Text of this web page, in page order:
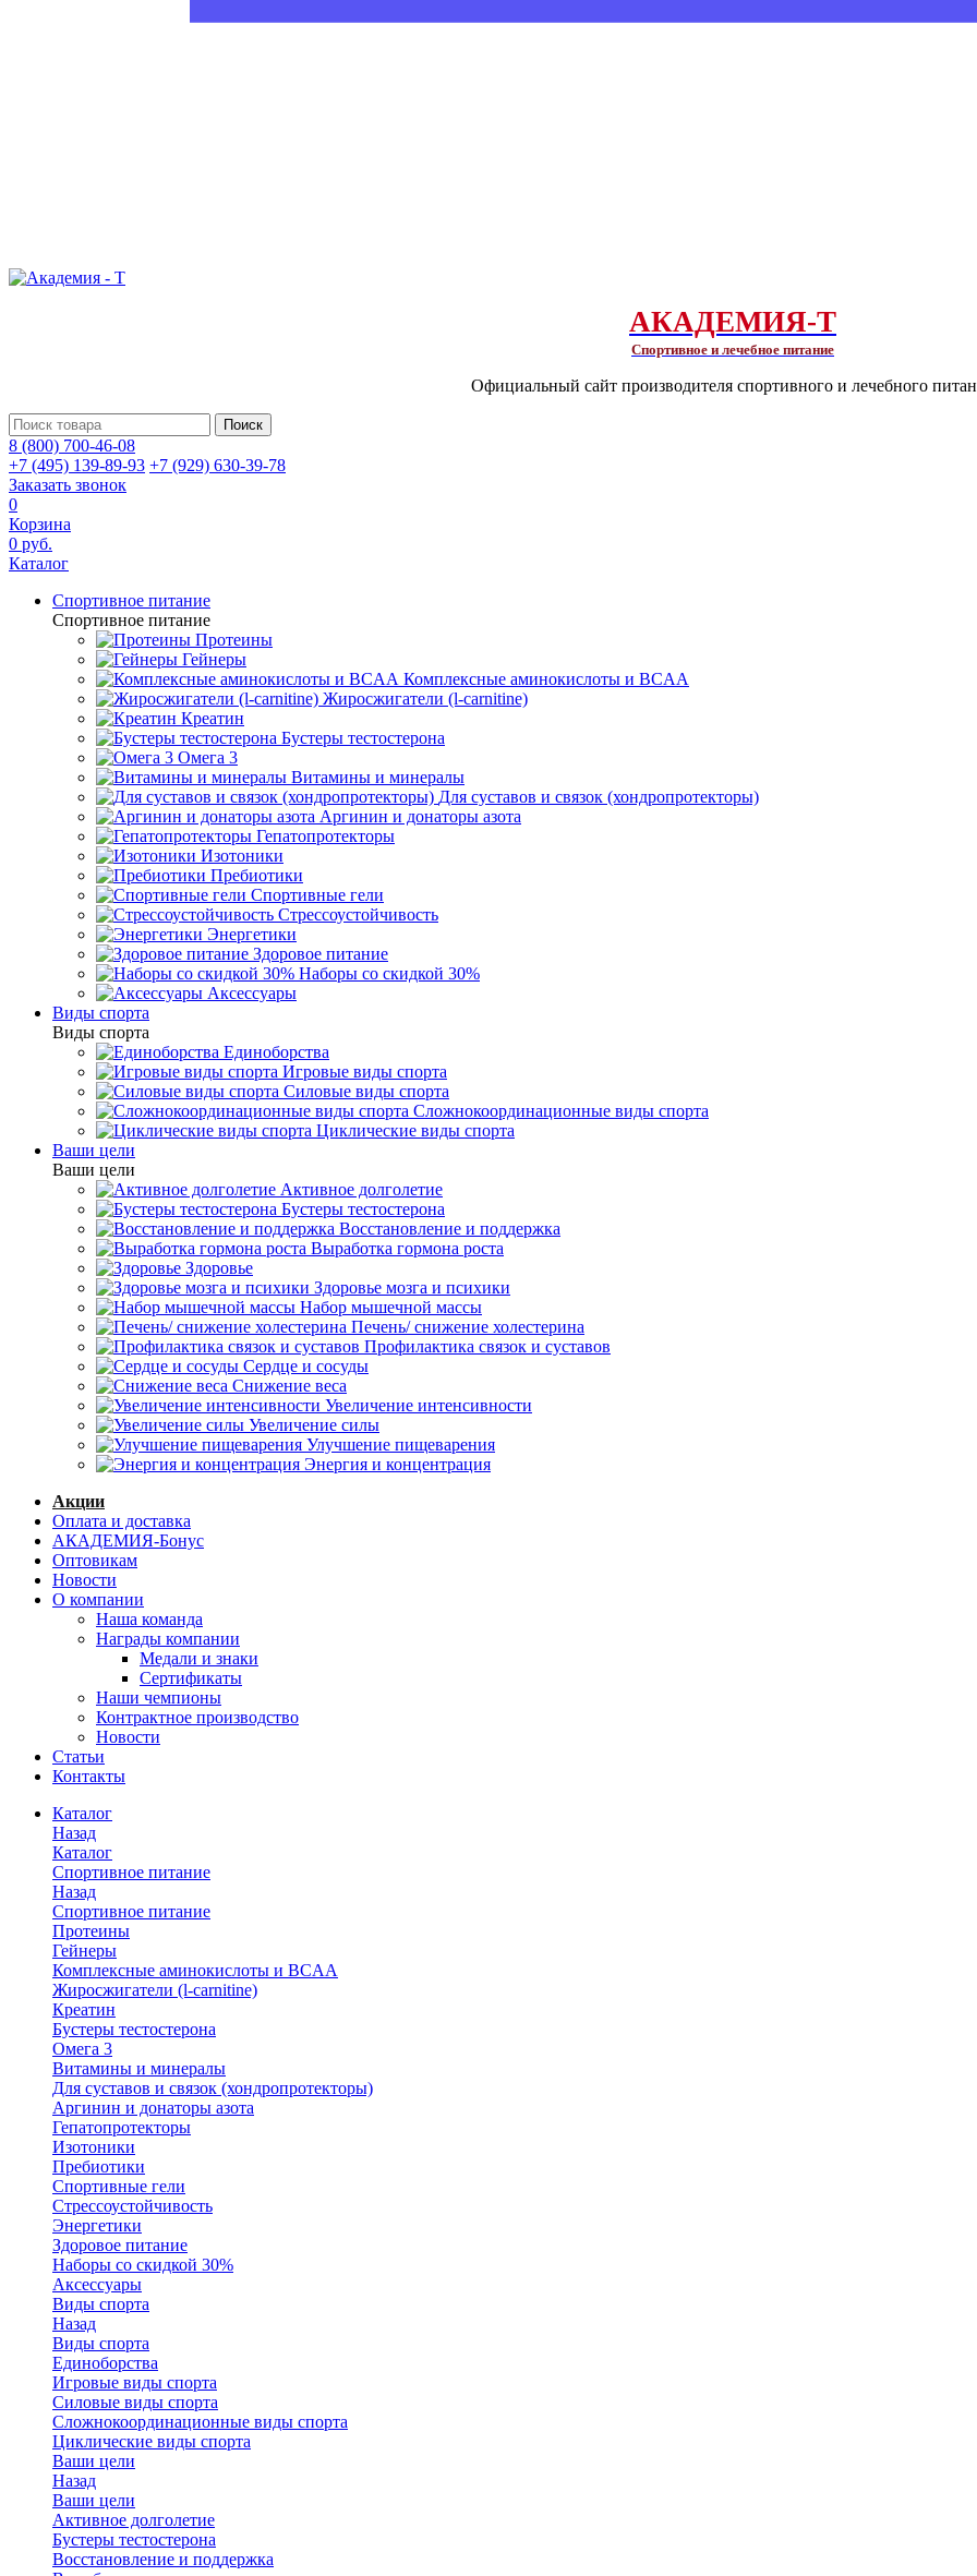
АКАДЕМИЯ-Т
Спортивное и лечебное питание
Официальный сайт производителя спортивного и лечебного
Поиск
8 (800) 700-46-08
+7 (495) 139-89-93 +7 (929) 630-39-78
Заказать звонок
0
Корзина
0 руб.
Каталог
Спортивное питание
Спортивное питание
Протеины
Гейнеры
Комплексные аминокислоты и BCAA
Жиросжигатели (l-carnitine)
Креатин
Бустеры тестостерона
Омега 3
Витамины и минералы
Для суставов и связок (хондропротекторы)
Аргинин и донаторы азота
Гепатопротекторы
Изотоники
Пребиотики
Спортивные гели
Стрессоустойчивость
Энергетики
Здоровое питание
Наборы со скидкой 30%
Аксессуары
Виды спорта
Виды спорта
Единоборства
Игровые виды спорта
Силовые виды спорта
Сложнокоординационные виды спорта
Циклические виды спорта
Ваши цели
Ваши цели
Активное долголетие
Бустеры тестостерона
Восстановление и поддержка
Выработка гормона роста
Здоровье
Здоровье мозга и психики
Набор мышечной массы
Печень/ снижение холестерина
Профилактика связок и суставов
Сердце и сосуды
Снижение веса
Увеличение интенсивности
Увеличение силы
Улучшение пищеварения
Энергия и концентрация
Акции
Оплата и доставка
АКАДЕМИЯ-Бонус
Оптовикам
Новости
О компании
Наша команда
Награды компании
Медали и знаки
Сертификаты
Наши чемпионы
Контрактное производство
Новости
Статьи
Контакты
Каталог
Назад
Каталог
Спортивное питание
Назад
Спортивное питание
Протеины
Гейнеры
Комплексные аминокислоты и BCAA
Жиросжигатели (l-carnitine)
Креатин
Бустеры тестостерона
Омега 3
Витамины и минералы
Для суставов и связок (хондропротекторы)
Аргинин и донаторы азота
Гепатопротекторы
Изотоники
Пребиотики
Спортивные гели
Стрессоустойчивость
Энергетики
Здоровое питание
Наборы со скидкой 30%
Аксессуары
Виды спорта
Назад
Виды спорта
Единоборства
Игровые виды спорта
Силовые виды спорта
Сложнокоординационные виды спорта
Циклические виды спорта
Ваши цели
Назад
Ваши цели
Активное долголетие
Бустеры тестостерона
Восстановление и поддержка